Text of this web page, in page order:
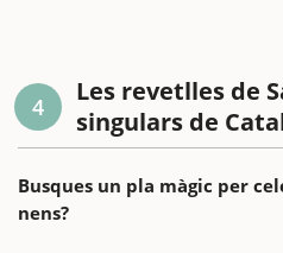
4
Les revetlles de
singulars de
Busques un pla màgic per
nens?